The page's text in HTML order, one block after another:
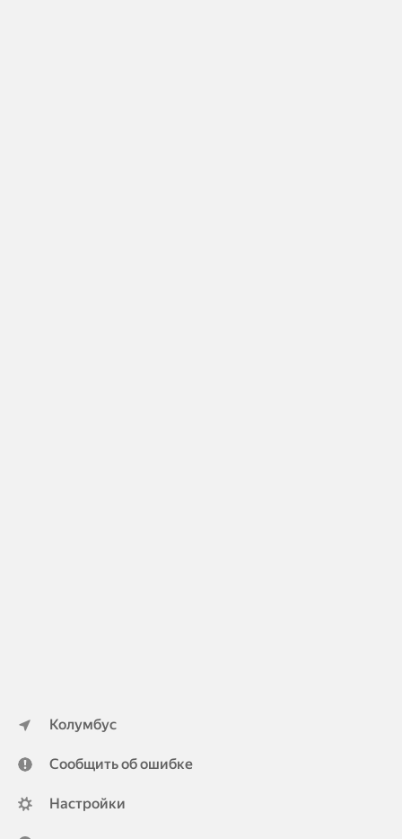
Колумбус
Сообщить об ошибке
Настройки